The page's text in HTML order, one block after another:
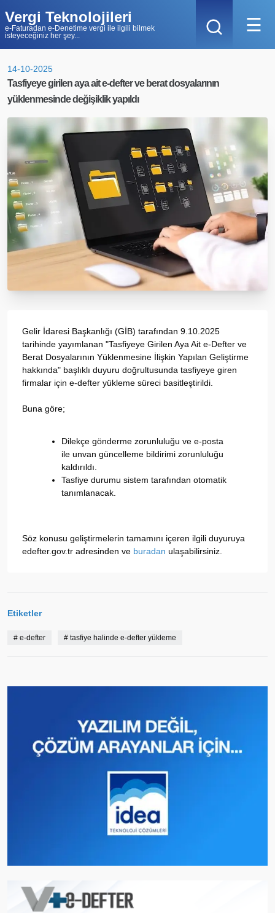
Vergi Teknolojileri
e-Faturadan e-Denetime vergi ile ilgili bilmek
isteyeceğiniz her şey...
☰
14-10-2025
Tasfiyeye girilen aya ait e-defter ve berat dosyalarının
yüklenmesinde değişiklik yapıldı
Gelir İdaresi Başkanlığı (GİB) tarafından 9.10.2025
tarihinde yayımlanan "Tasfiyeye Girilen Aya Ait e-Defter ve
Berat Dosyalarının Yüklenmesine İlişkin Yapılan Geliştirme
hakkında" başlıklı duyuru doğrultusunda tasfiyeye giren
firmalar için e-defter yükleme süreci basitleştirildi.
Buna göre;
Dilekçe gönderme zorunluluğu ve e-posta
ile unvan güncelleme bildirimi zorunluluğu
kaldırıldı.
Tasfiye durumu sistem tarafından otomatik
tanımlanacak.
Söz konusu geliştirmelerin tamamını içeren ilgili duyuruya
edefter.gov.tr adresinden ve buradan ulaşabilirsiniz.
Etiketler
# e-defter # tasfiye halinde e-defter yükleme